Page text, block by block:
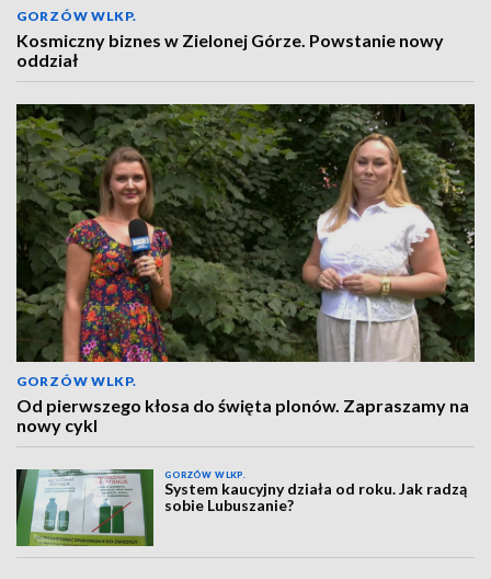
GORZÓW WLKP.
Kosmiczny biznes w Zielonej Górze. Powstanie nowy
oddział
GORZÓW WLKP.
Od pierwszego kłosa do święta plonów. Zapraszamy na
nowy cykl
GORZÓW WLKP.
System kaucyjny działa od roku. Jak radzą
sobie Lubuszanie?